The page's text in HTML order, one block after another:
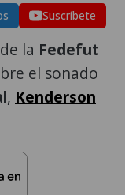
Suscríbete
de la Fedefut
el sonado
, Kenderson